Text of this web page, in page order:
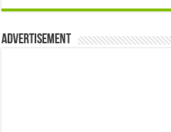
Advertisement